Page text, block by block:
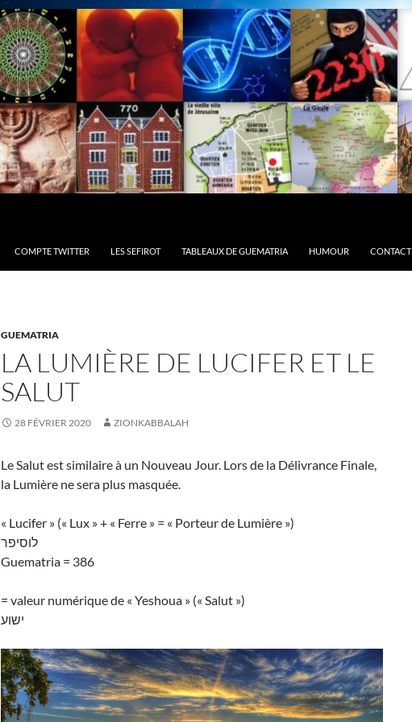
COMPTE TWITTER LES SEFIROT TABLEAUX DE GUEMATRIA HUMOUR CONTACT
GUEMATRIA
LA LUMIÈRE DE LUCIFER ET LE
SALUT
28 FÉVRIER 2020 ZIONKABBALAH
Le Salut est similaire à un Nouveau Jour. Lors de la Délivrance Finale,
la Lumière ne sera plus masquée.
« Lucifer » (« Lux » + « Ferre » = « Porteur de Lumière »)
לוסיפר
Guematria = 386
= valeur numérique de « Yeshoua » (« Salut »)
ישוע